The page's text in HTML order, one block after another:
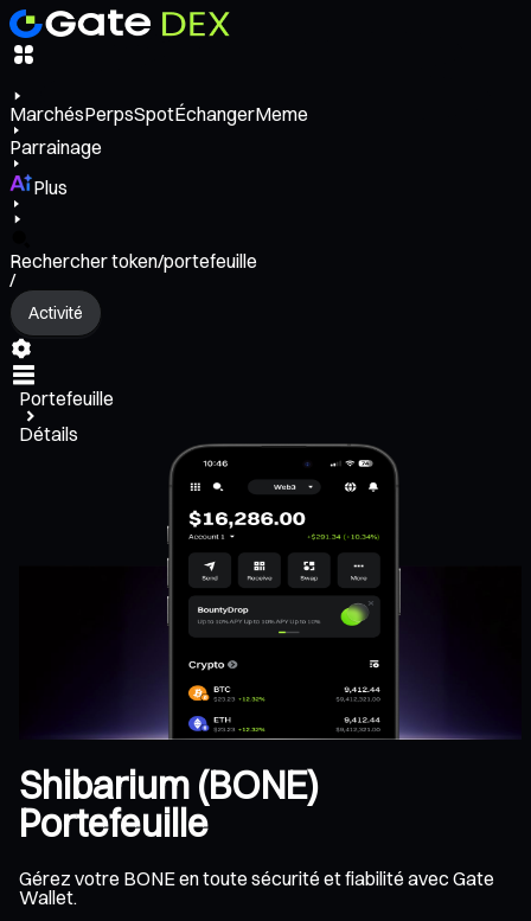
MarchésPerpsSpotÉchangerMeme
Parrainage
Plus
Rechercher token/portefeuille
/
Activité
Portefeuille
Détails
Shibarium (BONE)
Portefeuille
Gérez votre BONE en toute sécurité et fiabilité avec Gate
Wallet.